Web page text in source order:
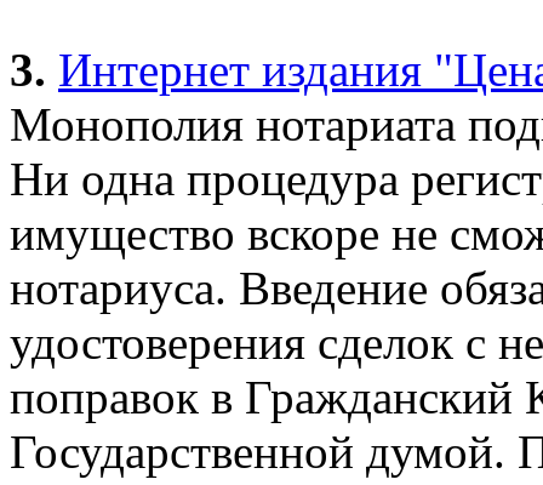
3. Интернет издания
Монополия нотариата
Ни одна процедура
имущество вскоре не
нотариуса. Введение
удостоверения сделок с
поправок в Гражданский
Государственной